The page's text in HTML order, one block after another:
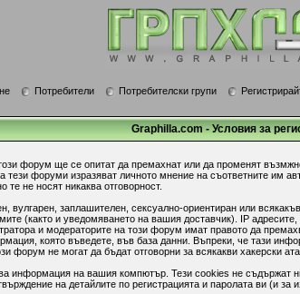
Потребители Потребителски групи
Graphilla.com - Условия за
форум ще се опитат да премахнат или да променят
форуми изразяват личното мнение на съответните им
не носят никаква отговорност.
вулгарен, заплашителен, сексуално-ориентиран или
(както и уведомяването на вашия доставчик). IP
и модераторите на този форум имат правото да
която въведете, във база данни. Въпреки, че тази
форум не могат да бъдат отговорни за всякакви хакерски
информация на вашия компютър. Тези cookies не съдържат
на детайлите по регистрацията и паролата ви (и за